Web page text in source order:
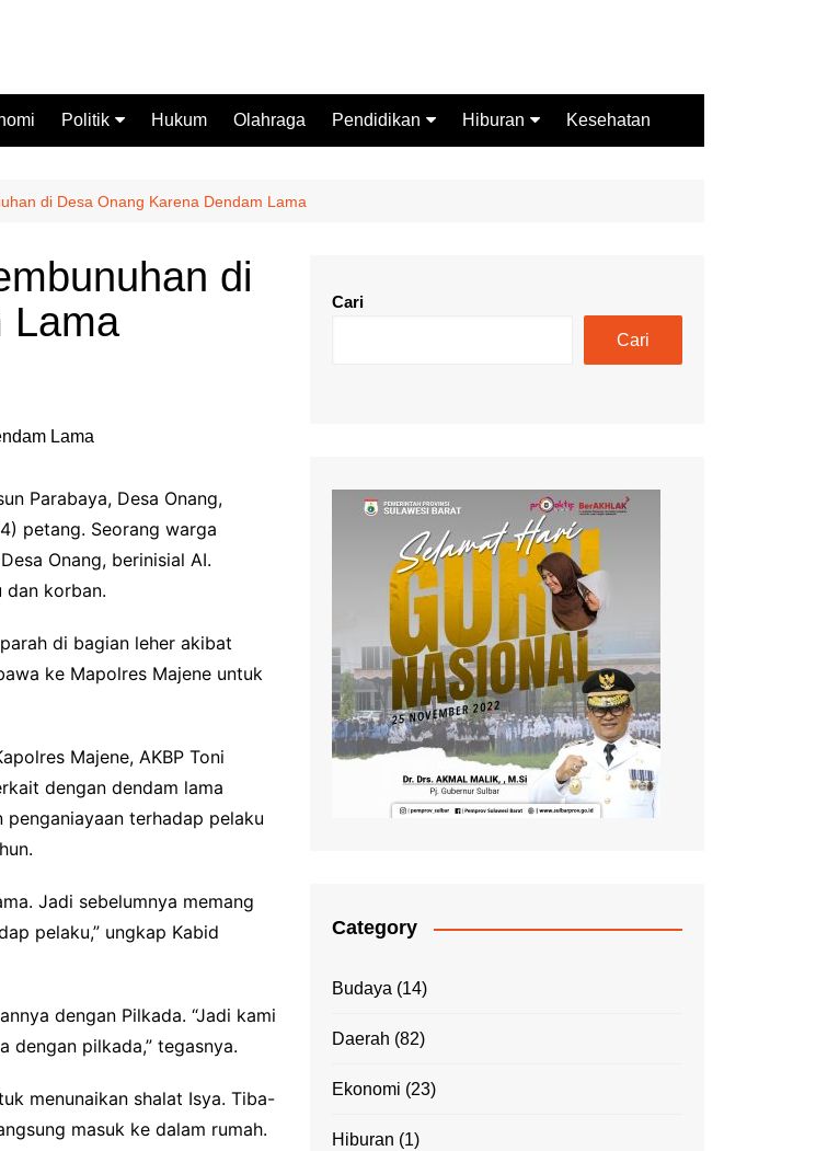
Politik
Pemilu
Hukum Olahraga Pendidikan Hiburan Kesehatan
di Desa Onang Karena Dendam Lama
di
Lama
Parabaya, Desa Onang,
petang. Seorang warga
Onang, berinisial AI.
dan korban.
di bagian leher akibat
ke Mapolres Majene untuk
Majene, AKBP Toni
dengan dendam lama
terhadap pelaku
Jadi sebelumnya memang
pelaku,” ungkap Kabid
dengan Pilkada. “Jadi kami
dengan pilkada,” tegasnya.
menunaikan shalat Isya. Tiba-
masuk ke dalam rumah.
Cari
Cari
Category
Budaya (14)
Daerah (82)
Ekonomi (23)
Hiburan (1)